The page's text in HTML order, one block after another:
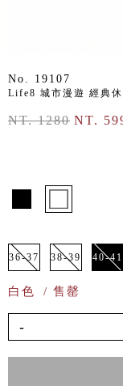
No. 19107
Life8 城市漫遊 經典休
NT. 1280 NT.
36-37 38-39 40-41
白色 / 售罄
-